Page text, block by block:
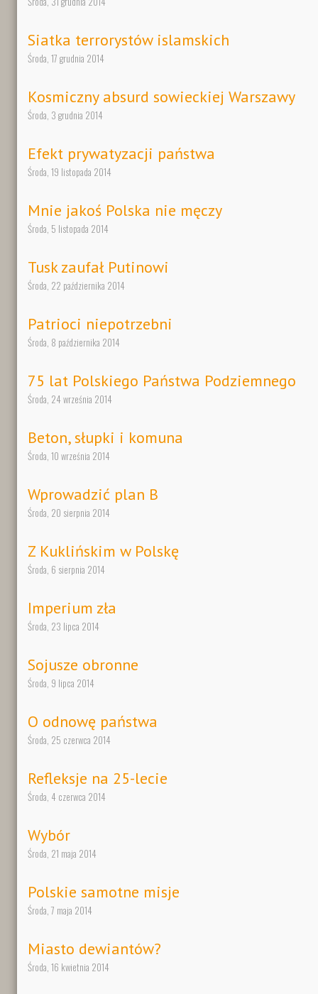
Siatka terrorystów islamskich
Środa, 17 grudnia 2014
Kosmiczny absurd sowieckiej Warszawy
Środa, 3 grudnia 2014
Efekt prywatyzacji państwa
Środa, 19 listopada 2014
Mnie jakoś Polska nie męczy
Środa, 5 listopada 2014
Tusk zaufał Putinowi
Środa, 22 października 2014
Patrioci niepotrzebni
Środa, 8 października 2014
75 lat Polskiego Państwa Podziemnego
Środa, 24 września 2014
Beton, słupki i komuna
Środa, 10 września 2014
Wprowadzić plan B
Środa, 20 sierpnia 2014
Z Kuklińskim w Polskę
Środa, 6 sierpnia 2014
Imperium zła
Środa, 23 lipca 2014
Sojusze obronne
Środa, 9 lipca 2014
O odnowę państwa
Środa, 25 czerwca 2014
Refleksje na 25-lecie
Środa, 4 czerwca 2014
Wybór
Środa, 21 maja 2014
Polskie samotne misje
Środa, 7 maja 2014
Miasto dewiantów?
Środa, 16 kwietnia 2014